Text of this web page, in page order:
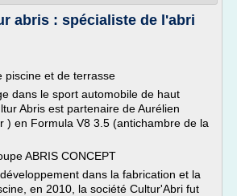
abris : spécialiste de l'abri
piscine et de terrasse
dans le sport automobile de haut
Abris est partenaire de Aurélien
) en Formula V8 3.5 (antichambre de la
ABRIS CONCEPT
dans la fabrication et la
en 2010, la société Cultur'Abri fut